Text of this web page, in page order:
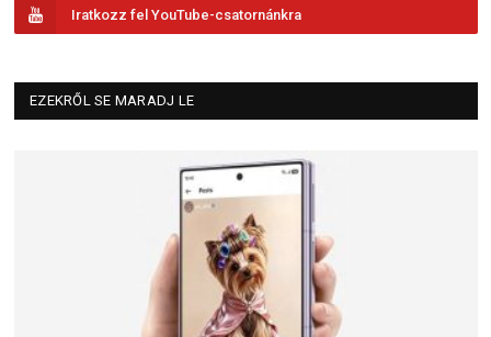
Iratkozz fel YouTube-csatornánkra
EZEKRŐL SE MARADJ LE